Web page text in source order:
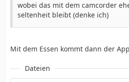
wobei das mit dem camcorder
seltenheit bleibt (denke ich)
Mit dem Essen kommt dann der
Dateien